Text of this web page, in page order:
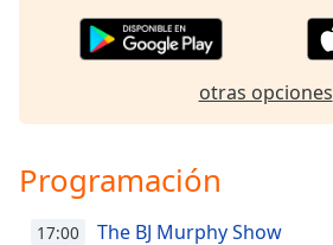
Text
Background
Color
otras opciones
Programación
17:00
The BJ Murphy Show